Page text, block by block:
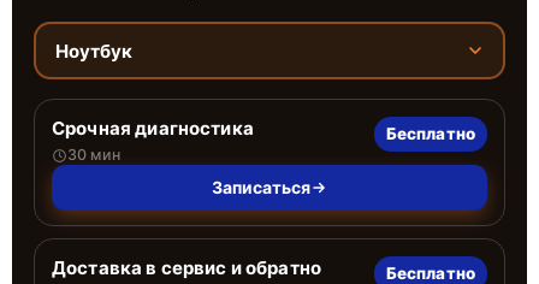
Ноутбук
Срочная диагностика
30 мин
Бесплатно
Записаться
Доставка в сервис и обратно Бесплатно